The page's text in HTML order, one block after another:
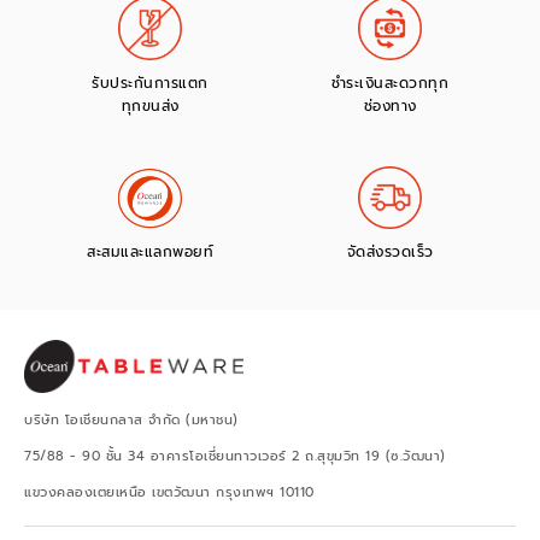
รับประกันการแตก
ทุกขนส่ง
ชำระเงินสะดวกทุก
ช่องทาง
สะสมและแลกพอยท์ จัดส่งรวดเร็ว
บริษัท โอเชียนกลาส จำกัด (มหาชน)
75/88 - 90 ชั้น 34 อาคารโอเชี่ยนทาวเวอร์ 2 ถ.สุขุมวิท 19 (ซ.วัฒนา)
แขวงคลองเตยเหนือ เขตวัฒนา กรุงเทพฯ 10110